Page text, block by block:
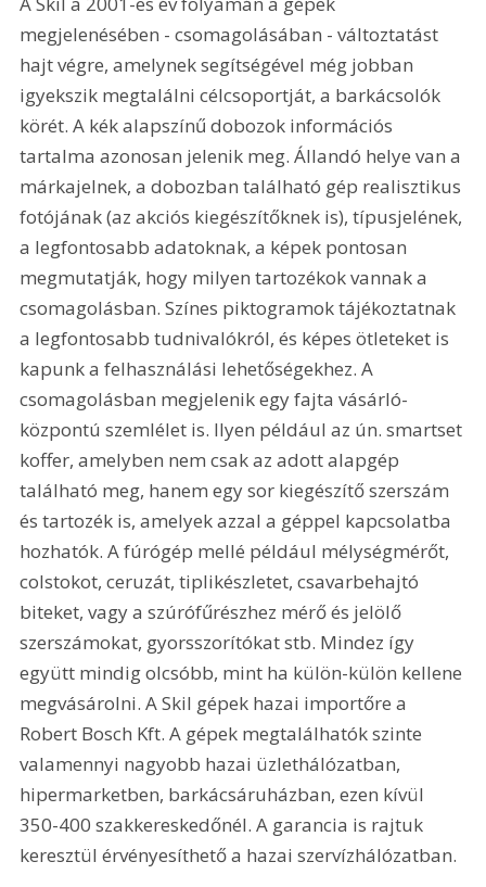
megjelenésében - csomagolásában - változtatást
hajt végre, amelynek segítségével még jobban
igyekszik megtalálni célcsoportját, a barkácsolók
körét. A kék alapszínű dobozok információs
tartalma azonosan jelenik meg. Állandó helye van a
márkajelnek, a dobozban található gép realisztikus
fotójának (az akciós kiegészítőknek is), típusjelének,
a legfontosabb adatoknak, a képek pontosan
megmutatják, hogy milyen tartozékok vannak a
csomagolásban. Színes piktogramok tájékoztatnak
a legfontosabb tudnivalókról, és képes ötleteket is
kapunk a felhasználási lehetőségekhez. A
csomagolásban megjelenik egy fajta vásárló-
központú szemlélet is. Ilyen például az ún. smartset
koffer, amelyben nem csak az adott alapgép
található meg, hanem egy sor kiegészítő szerszám
és tartozék is, amelyek azzal a géppel kapcsolatba
hozhatók. A fúrógép mellé például mélységmérőt,
colstokot, ceruzát, tiplikészletet, csavarbehajtó
biteket, vagy a szúrófűrészhez mérő és jelölő
szerszámokat, gyorsszorítókat stb. Mindez így
együtt mindig olcsóbb, mint ha külön-külön kellene
megvásárolni. A Skil gépek hazai importőre a
Robert Bosch Kft. A gépek megtalálhatók szinte
valamennyi nagyobb hazai üzlethálózatban,
hipermarketben, barkácsáruházban, ezen kívül
350-400 szakkereskedőnél. A garancia is rajtuk
keresztül érvényesíthető a hazai szervízhálózatban.